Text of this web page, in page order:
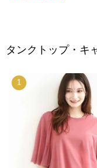
タンクトップ・キ
1